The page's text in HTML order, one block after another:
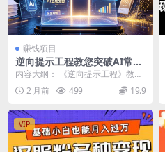
赚钱项目
逆向提示工程教您突破AI常规
限制，写出独具魅力独一无二
的文案，引人注目的写作秘诀
【原创双语字幕】
内容大纲： 《逆向提示工程》教您
突破AI常规限制，撰写富有冲击力
且独一无二的文案...
2 月前 499 19.9
VIP